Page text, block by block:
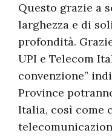
Questo grazie a
larghezza e di
profondità.
UPI e Telecom
convenzione”
Province
Italia, così come